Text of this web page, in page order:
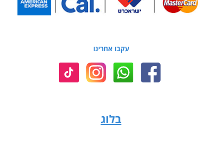
עקבו אחרינו
בלוג